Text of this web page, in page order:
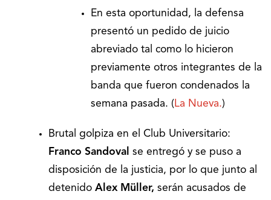
En esta oportunidad, la defensa
presentó un pedido de juicio
abreviado tal como lo hicieron
previamente otros integrantes de la
banda que fueron condenados la
semana pasada. ( La Nueva.)
Brutal golpiza en el Club Universitario:
Franco Sandoval se entregó y se puso a
disposición de la justicia, por lo que junto al
detenido Alex Müller, serán acusados de